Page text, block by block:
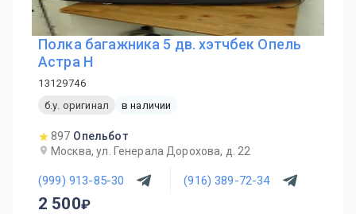
Полка багажника 5 дв. хэтчбек Опель
Астра Н
13129746
б.у. оригинал
в наличии
897 Опельбот
Москва, ул. Генерала Дорохова, д. 22
(999) 913-85-30 (916) 389-72-34
2 500